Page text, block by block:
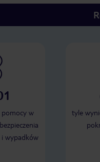
pomocy w
i wypadków
tyle